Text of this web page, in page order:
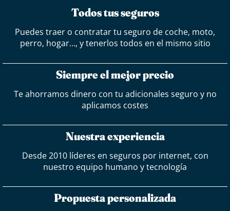
Todos tus seguros
Puedes traer o contratar tu seguro de coche, moto,
perro, hogar…, y tenerlos todos en el mismo sitio
Siempre el mejor precio
Te ahorramos dinero con tu adicionales seguro y no
aplicamos costes
Nuestra experiencia
Desde 2010 líderes en seguros por internet, con
nuestro equipo humano y tecnología
Propuesta personalizada